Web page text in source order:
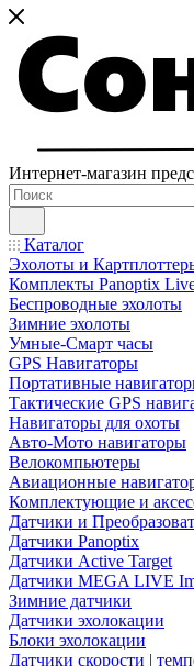
Интернет-магазин
Каталог
Эхолоты и
Комплекты Panoptix
Беспроводные эхолоты
Зимние эхолоты
Умные-Смарт часы
GPS Навигаторы
Портативные
Тактические GPS
Навигаторы для охоты
Авто-Мото навигаторы
Велокомпьютеры
Авиационные
Комплектующие и
Датчики и
Датчики Panoptix
Датчики Active Target
Датчики MEGA LIVE
Зимние датчики
Датчики эхолокации
Блоки эхолокации
Датчики скорости |